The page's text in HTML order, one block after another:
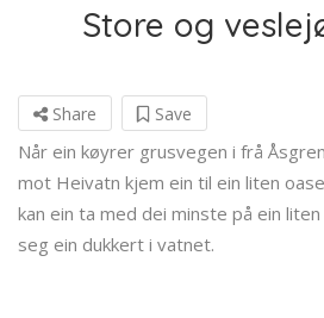
Store og
Share Save
Når ein køyrer grusvegen i frå
mot Heivatn kjem ein til ein liten
kan ein ta med dei minste på ein
seg ein dukkert i vatnet.